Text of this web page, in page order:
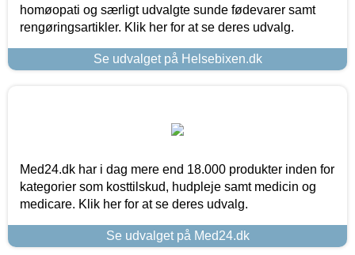
homøopati og særligt udvalgte sunde fødevarer samt
rengøringsartikler. Klik her for at se deres udvalg.
Se udvalget på Helsebixen.dk
Med24.dk har i dag mere end 18.000 produkter inden for
kategorier som kosttilskud, hudpleje samt medicin og
medicare. Klik her for at se deres udvalg.
Se udvalget på Med24.dk